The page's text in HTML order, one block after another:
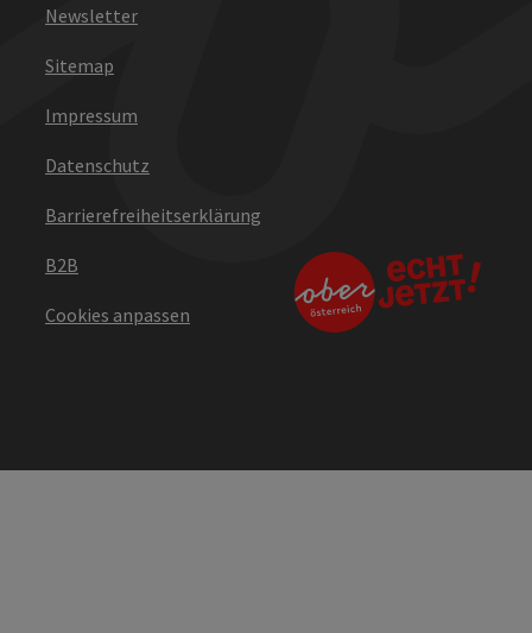
Newsletter
Sitemap
Impressum
Datenschutz
Barrierefreiheitserklärung
B2B
Cookies anpassen